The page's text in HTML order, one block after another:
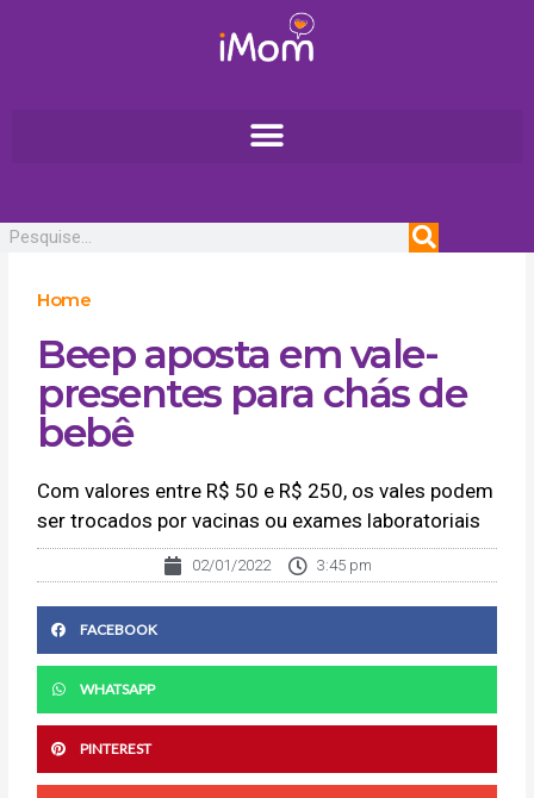
Home
Beep aposta em vale-
presentes para chás de
bebê
Com valores entre R$ 50 e R$ 250, os vales podem
ser trocados por vacinas ou exames laboratoriais
02/01/2022 3:45 pm
FACEBOOK
WHATSAPP
PINTEREST